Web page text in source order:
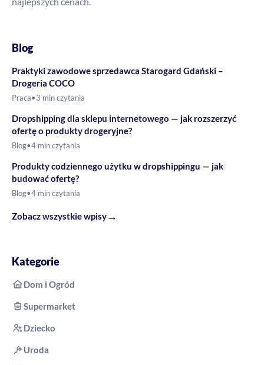
Blog
Praktyki zawodowe sprzedawca Starogard Gdański –
Drogeria COCO
Praca•3 min czytania
Dropshipping dla sklepu internetowego — jak rozszerzyć
ofertę o produkty drogeryjne?
Blog•4 min czytania
Produkty codziennego użytku w dropshippingu — jak
budować ofertę?
Blog•4 min czytania
Zobacz wszystkie wpisy→
Kategorie
Dom i Ogród
Supermarket
Dziecko
Uroda